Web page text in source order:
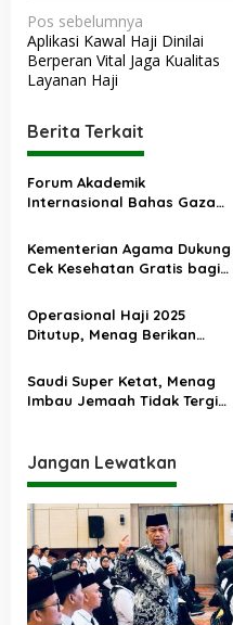
N
a
v
g
a
s
p
s
Pos sebelumnya
Aplikasi Kawal Haji Dinilai
Berperan Vital Jaga Kualitas
Layanan Haji
Berita Terkait
Forum Akademik
Internasional Bahas Gaza
Kementerian Agama Dukung
Cek Kesehatan Gratis bagi
Operasional Haji 2025
Ditutup, Menag Berikan
Petugas Haji Indonesia
Saudi Super Ketat, Menag
Imbau Jemaah Tidak Tergiur
Jangan Lewatkan